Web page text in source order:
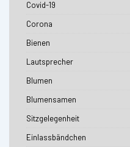
Covid-19
Corona
Bienen
Lautsprecher
Blumen
Blumensamen
Sitzgelegenheit
Einlassbändchen